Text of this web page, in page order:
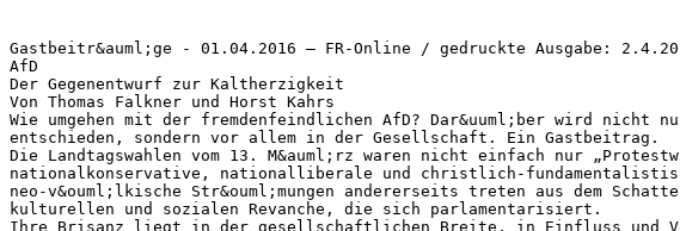
Gastbeitr&auml;ge - 01.04.2016 – FR-Online / gedruckte Ausgabe:
AfD
Der Gegenentwurf zur Kaltherzigkeit
Von Thomas Falkner und Horst Kahrs
Wie umgehen mit der fremdenfeindlichen AfD? Dar&uuml;ber wird nicht
entschieden, sondern vor allem in der Gesellschaft. Ein Gastbeitrag.
Die Landtagswahlen vom 13. M&auml;rz waren nicht einfach nur
nationalkonservative, nationalliberale und christlich-
neo-v&ouml;lkische Str&ouml;mungen andererseits treten aus dem
kulturellen und sozialen Revanche, die sich parlamentarisiert.
Ihre Brisanz liegt in der gesellschaftlichen Breite, in Einfluss und